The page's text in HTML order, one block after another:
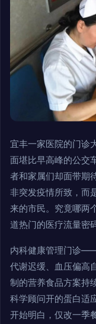
宜丰一家医院的门诊
面堪比早高峰的公交
者和家属们却面带期
非突发疫情所致，而
来的市民。究竟哪两
道热门的医疗流量密码
内科健康管理门诊
代谢迟缓、血压偏高
制的营养食品方案持
科学顾问开的蛋白适
开始明白，仅改一季